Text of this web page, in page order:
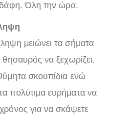
Όλη την ώρα.
μειώνει τα σήματα
να ξεχωρίζει.
σκουπίδια ενώ
πολύτιμα ευρήματα να
για να σκάψετε